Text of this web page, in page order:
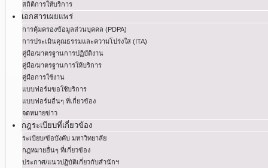
สถิติการให้บริการ
เอกสารเผยแพร่
การคุ้มครองข้อมูลส่วนบุคคล (PDPA)
การประเมินคุณธรรมและความโปร่งใส (ITA)
คู่มือ/มาตรฐานการปฏิบัติงาน
คู่มือ/มาตรฐานการให้บริการ
คู่มือการใช้งาน
แบบฟอร์มขอใช้บริการ
แบบฟอร์มอื่นๆ ที่เกี่ยวข้อง
จดหมายข่าว
กฎระเบียบที่เกี่ยวข้อง
ระเบียบ/ข้อบังคับ มหาวิทยาลัย
กฏหมายอื่นๆ ที่เกี่ยวข้อง
ประกาศ/แนวปฏิบัติเกี่ยวกับสำนักฯ